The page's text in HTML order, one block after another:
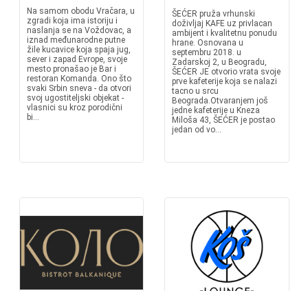
Na samom obodu Vračara, u
zgradi koja ima istoriju i
naslanja se na Voždovac, a
iznad međunarodne putne
žile kucavice koja spaja jug,
sever i zapad Evrope, svoje
mesto pronašao je Bar i
restoran Komanda. Ono što
svaki Srbin sneva - da otvori
svoj ugostiteljski objekat -
vlasnici su kroz porodični
bi...
ŠEĆER pruža vrhunski
doživljaj KAFE uz privlacan
ambijent i kvalitetnu ponudu
hrane. Osnovana u
septembru 2018. u
Zadarskoj 2, u Beogradu,
ŠEĆER JE otvorio vrata svoje
prve kafeterije koja se nalazi
tacno u srcu
Beograda.Otvaranjem još
jedne kafeterije u Kneza
Miloša 43, ŠEĆER je postao
jedan od vo...